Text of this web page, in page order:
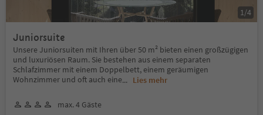
Juniorsuite
Unsere Juniorsuiten mit Ihren über 50 m² bieten einen großzügigen
und luxuriösen Raum. Sie bestehen aus einem separaten
Schlafzimmer mit einem Doppelbett, einem geräumigen
Wohnzimmer und oft auch eine... Lies mehr
max. 4 Gäste
1 /4